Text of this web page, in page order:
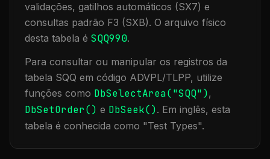
validações, gatilhos automáticos (SX7) e
consultas padrão F3 (SXB). O arquivo físico
desta tabela é SQQ990.
Para consultar ou manipular os registros da
tabela SQQ em código ADVPL/TLPP, utilize
funções como DbSelectArea("SQQ"),
DbSetOrder() e DbSeek(). Em inglês, esta
tabela é conhecida como "Test Types".